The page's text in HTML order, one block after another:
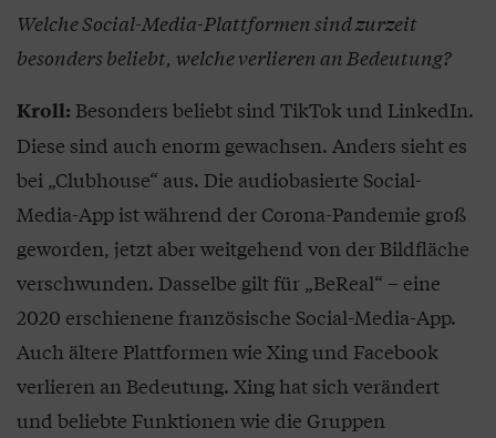
Welche Social-Media-Plattformen sind zurzeit
besonders beliebt, welche verlieren an Bedeutung?
Kroll: Besonders beliebt sind TikTok und LinkedIn.
Diese sind auch enorm gewachsen. Anders sieht es
bei „Clubhouse“ aus. Die audiobasierte Social-
Media-App ist während der Corona-Pandemie groß
geworden, jetzt aber weitgehend von der Bildfläche
verschwunden. Dasselbe gilt für „BeReal“ – eine
2020 erschienene französische Social-Media-App.
Auch ältere Plattformen wie Xing und Facebook
verlieren an Bedeutung. Xing hat sich verändert
und beliebte Funktionen wie die Gruppen